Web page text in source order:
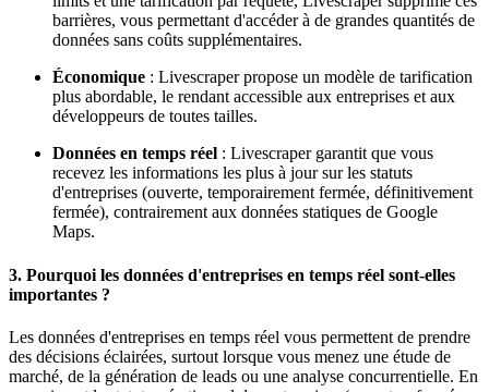
barrières, vous permettant d'accéder à de grandes quantités de
données sans coûts supplémentaires.
Économique : Livescraper propose un modèle de tarification
plus abordable, le rendant accessible aux entreprises et aux
développeurs de toutes tailles.
Données en temps réel : Livescraper garantit que vous
recevez les informations les plus à jour sur les statuts
d'entreprises (ouverte, temporairement fermée, définitivement
fermée), contrairement aux données statiques de Google
Maps.
3. Pourquoi les données d'entreprises en temps réel sont-elles
importantes ?
Les données d'entreprises en temps réel vous permettent de prendre
des décisions éclairées, surtout lorsque vous menez une étude de
marché, de la génération de leads ou une analyse concurrentielle. En